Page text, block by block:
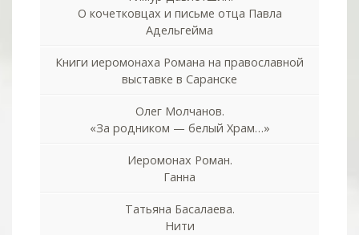
О кочетковцах и письме отца Павла
Адельгейма
Книги иеромонаха Романа на православной
выставке в Саранске
Олег Молчанов.
«За родником — белый Храм…»
Иеромонах Роман.
Ганна
Татьяна Басалаева.
Нити